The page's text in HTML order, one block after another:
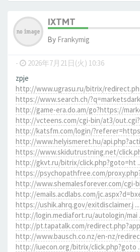
IXTMT
By Frankymig
- 2026年7月21日(火) 10:36
zpje
http://www.ugrasu.ru/bitrix/redirect.ph
https://www.search.ch/
http://game-era.do.am/go?https://
http://vcteens.com/cgi-bin/at3/out.cgi?
http://katsfm.com/login/
http://www.helyismeret.hu/
https://www.skidutrustning.net/
http://gkvt.ru/bitrix/click.php?goto=ht
https://psychopathfree.com/
http://www.shemalesforever.com/cgi-
http://emails.acdlabs.com/
https://ushik.ahrq.gov/exitdisclaimer.j
http://login.mediafort.ru/autologin/mai
http://pt.tapatalk.com/
http://www.bausch.co.nz/en-nz/
http://iuecon.org/bitrix/click.php?goto